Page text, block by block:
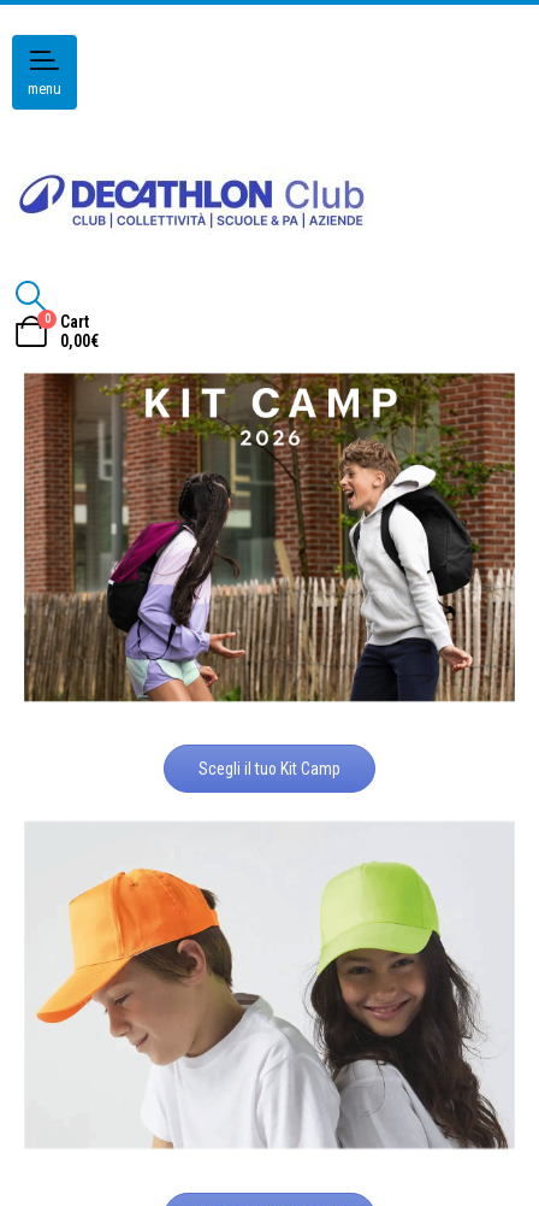
menu
0
Cart
0,00€
Scegli il tuo Kit Camp